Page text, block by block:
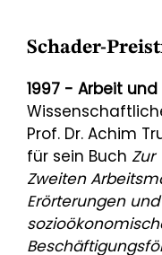
Schader-
1997 - Arbeit
Prof. Dr. Achim
für sein Buch Zur
Zweiten
Erörterungen